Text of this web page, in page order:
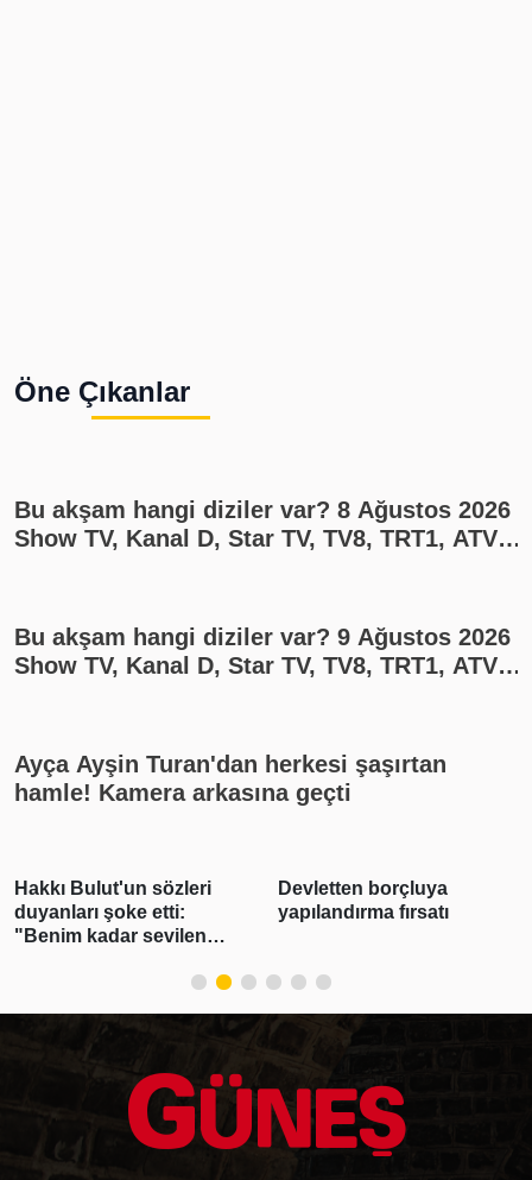
Öne Çıkanlar
Bu akşam hangi diziler var? 8 Ağustos 2026
Show TV, Kanal D, Star TV, TV8, TRT1, ATV
Bu akşam hangi diziler var? 9 Ağustos 2026
Show TV, Kanal D, Star TV, TV8, TRT1, ATV
Ayça Ayşin Turan'dan herkesi şaşırtan
hamle! Kamera arkasına geçti
Devletten borçluya
yapılandırma fırsatı
Çinli arkeologlar,
Türkiye'de Neolitik Çağ'ın